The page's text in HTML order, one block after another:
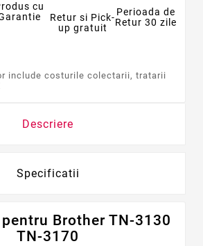
cu
Retur si Pick-
up gratuit
Perioada de
Retur 30 zile
include costurile colectarii, tratarii
Descriere
Specificatii
Brother TN-3130
TN-3170